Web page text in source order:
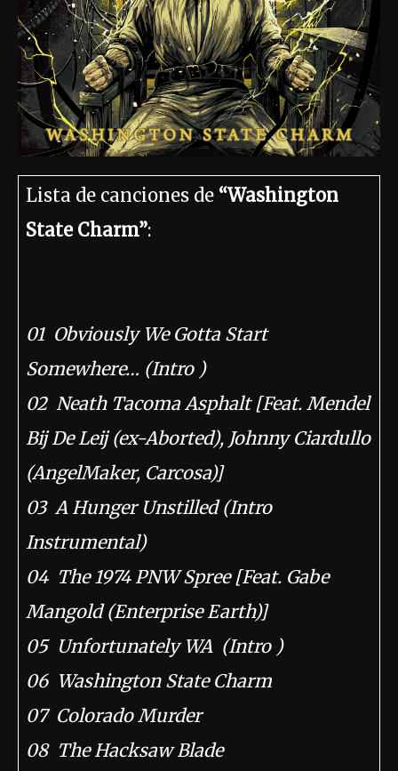
Lista de canciones de “Washington
State Charm”:
01 Obviously We Gotta Start
Somewhere… (Intro )
02 Neath Tacoma Asphalt [Feat. Mendel
Bij De Leij (ex-Aborted), Johnny Ciardullo
(AngelMaker, Carcosa)]
03 A Hunger Unstilled (Intro
Instrumental)
04 The 1974 PNW Spree [Feat. Gabe
Mangold (Enterprise Earth)]
05 Unfortunately WA (Intro )
06 Washington State Charm
07 Colorado Murder
08 The Hacksaw Blade